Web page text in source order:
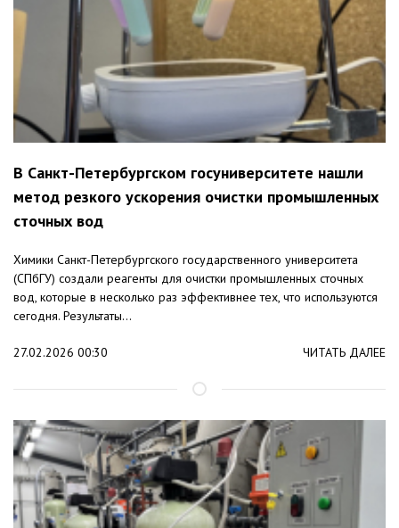
В Санкт-Петербургском госуниверситете нашли
метод резкого ускорения очистки промышленных
сточных вод
Химики Санкт-Петербургского государственного университета
(СПбГУ) создали реагенты для очистки промышленных сточных
вод, которые в несколько раз эффективнее тех, что используются
сегодня. Результаты...
27.02.2026 00:30 ЧИТАТЬ ДАЛЕЕ